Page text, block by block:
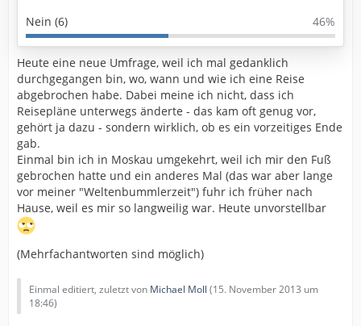
Nein (6) 46%
Heute eine neue Umfrage, weil ich mal gedanklich
durchgegangen bin, wo, wann und wie ich eine Reise
abgebrochen habe. Dabei meine ich nicht, dass ich
Reisepläne unterwegs änderte - das kam oft genug vor,
gehört ja dazu - sondern wirklich, ob es ein vorzeitiges Ende
gab.
Einmal bin ich in Moskau umgekehrt, weil ich mir den Fuß
gebrochen hatte und ein anderes Mal (das war aber lange
vor meiner "Weltenbummlerzeit") fuhr ich früher nach
Hause, weil es mir so langweilig war. Heute unvorstellbar
(Mehrfachantworten sind möglich)
Einmal editiert, zuletzt von Michael Moll (15. November 2013 um
18:46)